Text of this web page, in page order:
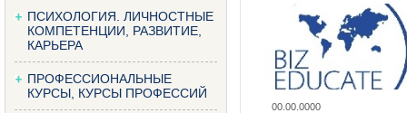
ПСИХОЛОГИЯ. ЛИЧНОСТНЫЕ
КОМПЕТЕНЦИИ, РАЗВИТИЕ,
КАРЬЕРА
ПРОФЕССИОНАЛЬНЫЕ
КУРСЫ, КУРСЫ ПРОФЕССИЙ
00.00.0000